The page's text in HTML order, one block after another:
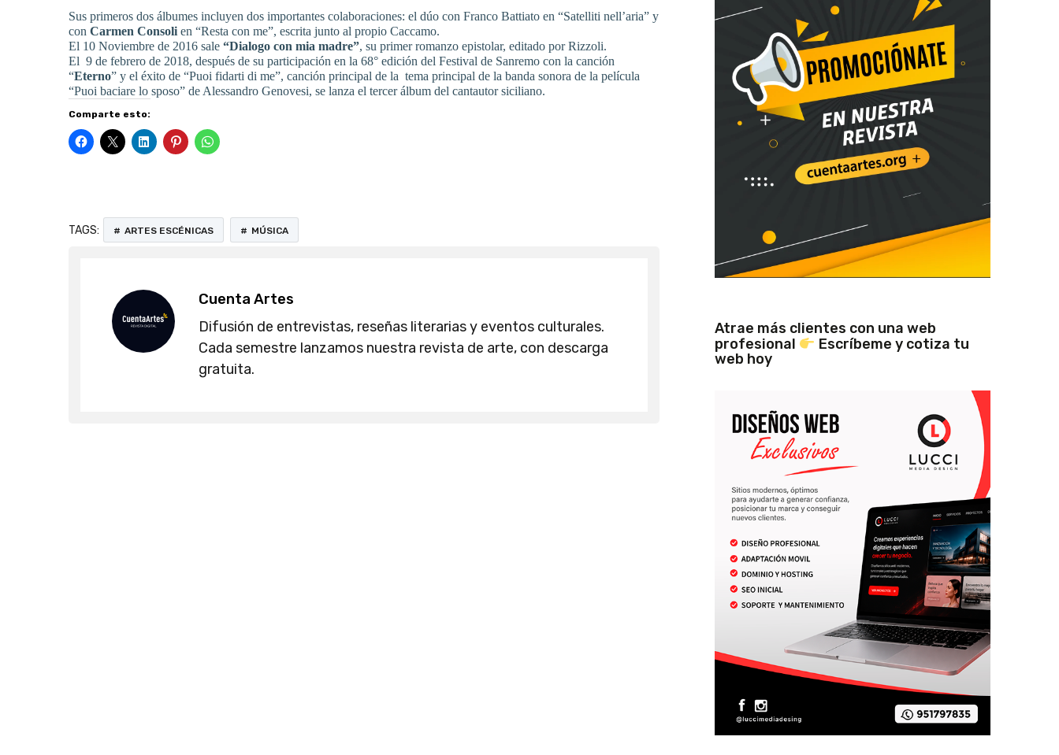
Sus primeros dos álbumes incluyen dos importantes colaboraciones: el dúo con Franco Battiato en “Satelliti nell’aria” y
con Carmen Consoli en “Resta con me”, escrita junto al propio Caccamo.
El 10 Noviembre de 2016 sale “Dialogo con mia madre”, su primer romanzo epistolar, editado por Rizzoli.
El 9 de febrero de 2018, después de su participación en la 68° edición del Festival de Sanremo con la canción
“Eterno” y el éxito de “Puoi fidarti di me”, canción principal de la tema principal de la banda sonora de la película
“Puoi baciare lo sposo” de Alessandro Genovesi, se lanza el tercer álbum del cantautor siciliano.
Comparte esto:
TAGS: ARTES ESCÉNICAS MÚSICA
Cuenta Artes
Difusión de entrevistas, reseñas literarias y eventos culturales.
Cada semestre lanzamos nuestra revista de arte, con descarga
gratuita.
Atrae más clientes con una web
profesional
Escríbeme y cotiza tu
web hoy